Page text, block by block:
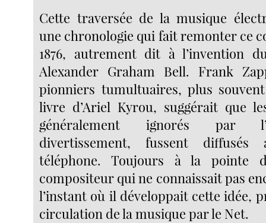
Cette traversée de la musique
une chronologie qui fait remonter ce
1876, autrement dit à l’invention
Alexander Graham Bell. Frank
pionniers tumultuaires, plus
livre d’Ariel Kyrou, suggérait que
généralement ignorés par
divertissement, fussent
téléphone. Toujours à la pointe
compositeur qui ne connaissait pas
l’instant où il développait cette idée,
circulation de la musique par le Net.